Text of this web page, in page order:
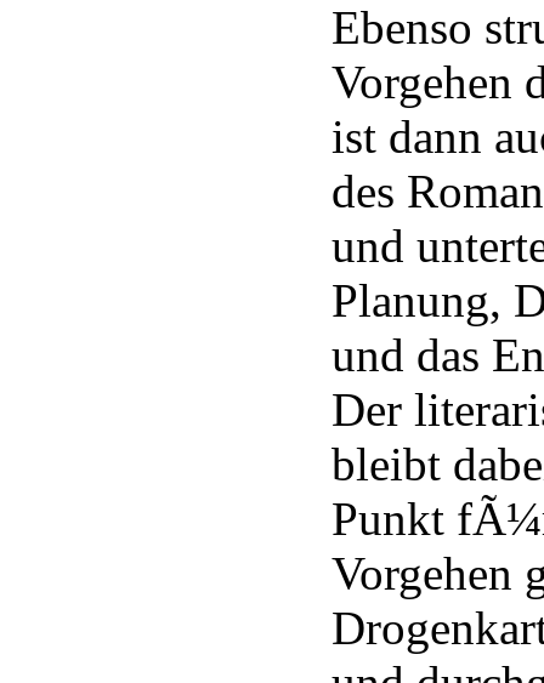
Ebenso
Vorgehen
ist dann
des
und
Planung,
und das
Der
bleibt
Punkt
Vorgehen